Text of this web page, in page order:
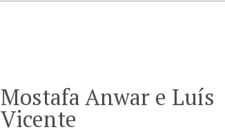
Mostafa Anwar e Luís
Vicente